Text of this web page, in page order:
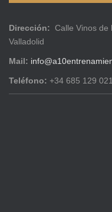
Dirección: Calle Vinos de
Valladolid
Mail:
Teléfono: +34 685 129 021